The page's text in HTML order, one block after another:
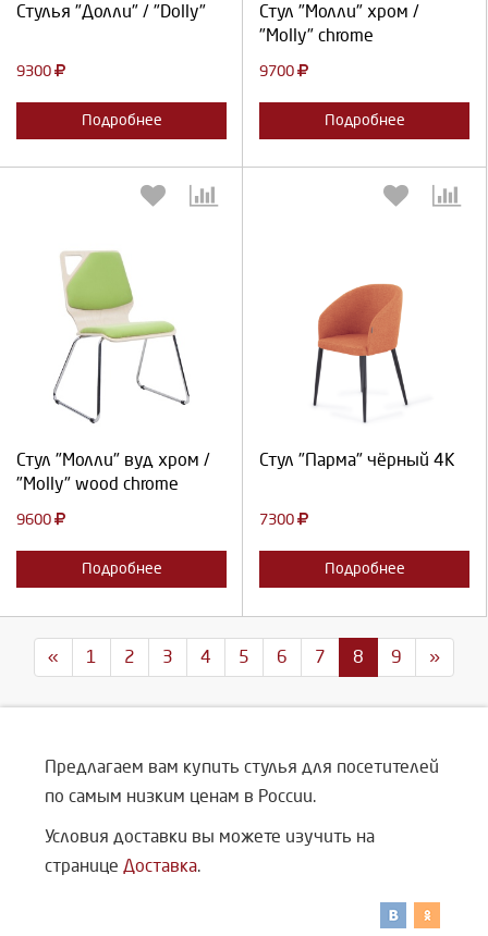
Стулья "Долли" / "Dolly"
9300
Подробнее
Стул "Молли" хром /
"Molly" chrome
9700
Подробнее
Стул "Молли" вуд хром /
"Molly" wood chrome
9600
Подробнее
Выберите количество:
Стул "Парма" чёрный 4К
7300
Подробнее
Выберите количество:
« 1 2 3 4 5 6 7 8 9 »
Предлагаем вам купить стулья для посетителей
по самым низким ценам в России.
Условия доставки вы можете изучить на
странице Доставка.